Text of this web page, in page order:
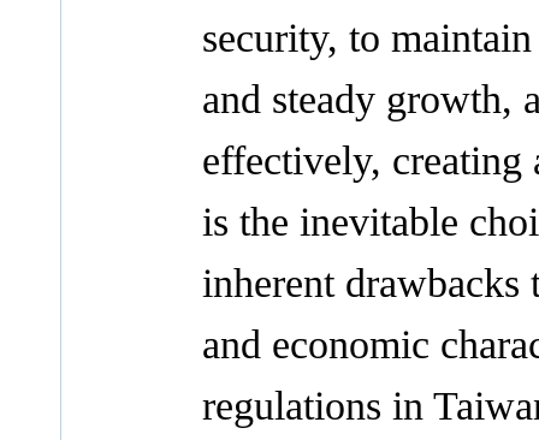
security, to
and steady growth,
effectively, creating
is the inevitable
inherent drawbacks
and economic
regulations in